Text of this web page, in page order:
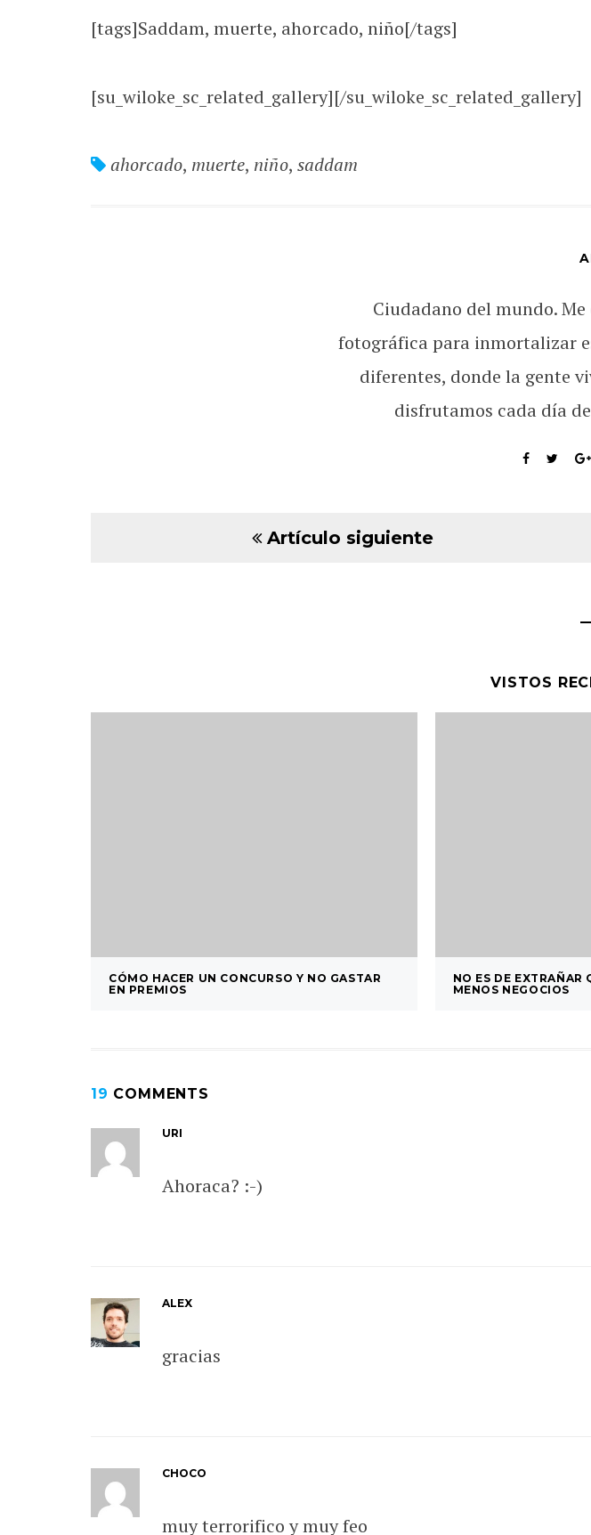
[tags]Saddam, muerte, ahorcado, niño[/tags]
[su_wiloke_sc_related_gallery][/su_wiloke_sc_related_gallery]
ahorcado, muerte, niño, saddam
Ciudadano del mundo.
fotográfica para inmortalizar
diferentes, donde la gente
disfrutamos cada día
Artículo siguiente
VISTOS
CÓMO HACER UN CONCURSO Y NO GASTAR
EN PREMIOS
NO ES DE EXTRAÑAR
MENOS NEGOCIOS
19 COMMENTS
URI
Ahoraca? :-)
ALEX
gracias
CHOCO
muy terrorifico y muy feo